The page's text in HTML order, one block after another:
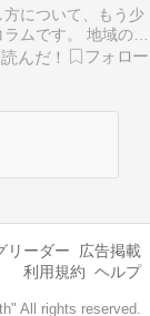
について、もう少
ムです。 地域のイ
変えるだけで見つか
ずは自治体の公式サ
、最初に確認した
リーダー
広告掲載
利用規約 ヘルプ
All rights reserved.